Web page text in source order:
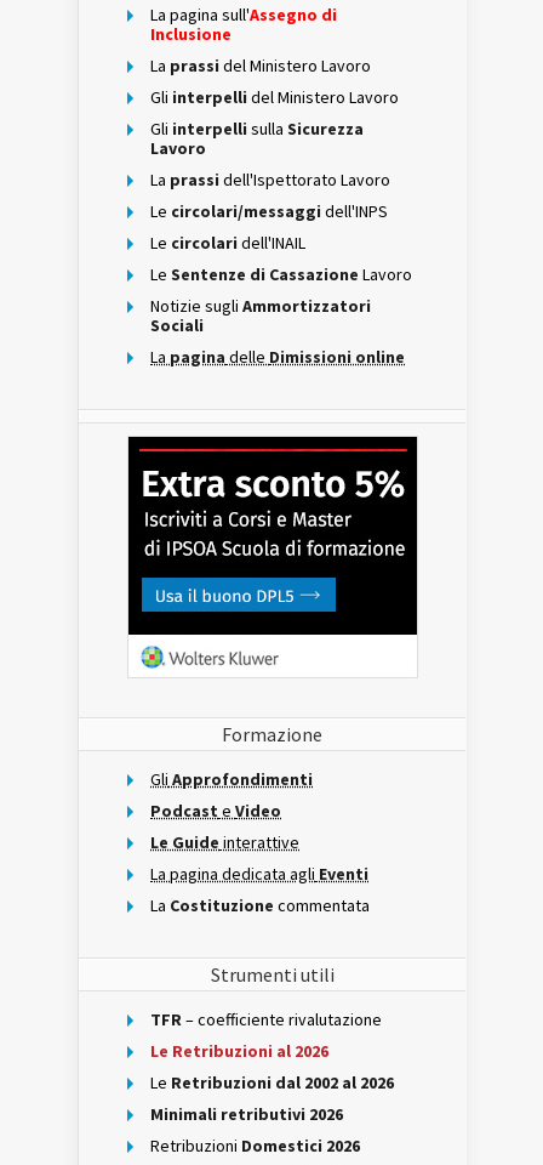
La pagina sull'Assegno di
Inclusione
La prassi del Ministero Lavoro
Gli interpelli del Ministero Lavoro
Gli interpelli sulla Sicurezza
Lavoro
La prassi dell'Ispettorato Lavoro
Le circolari/messaggi dell'INPS
Le circolari dell'INAIL
Le Sentenze di Cassazione Lavoro
Notizie sugli Ammortizzatori
Sociali
La pagina delle Dimissioni online
Formazione
Gli Approfondimenti
Podcast e Video
Le Guide interattive
La pagina dedicata agli Eventi
La Costituzione commentata
Strumenti utili
TFR– coefficiente rivalutazione
Le Retribuzioni al 2026
Le Retribuzioni dal 2002 al 2026
Minimali retributivi 2026
Retribuzioni Domestici 2026